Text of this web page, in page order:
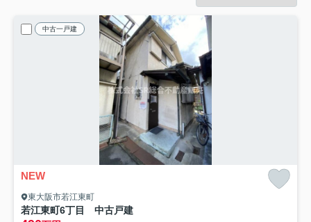
中古一戸建
NEW
東大阪市若江東町
若江東町6丁目 中古戸建